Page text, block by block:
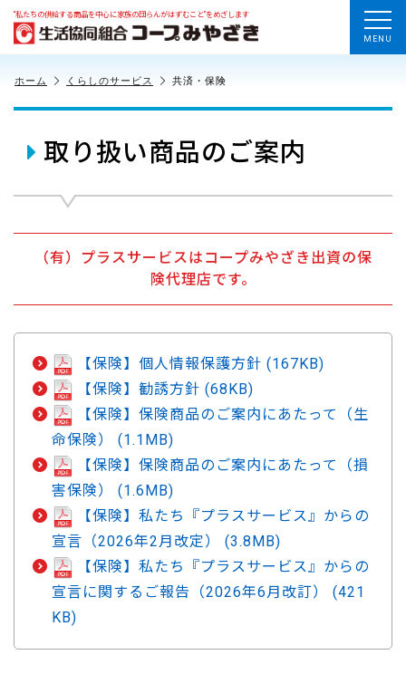
“私たちの供給する商品を中心に家族の団らんがはずむこと”をめざします
MENU
ホーム くらしのサービス 共済・保険
取り扱い商品のご案内
（有）プラスサービスはコープみやざき出資の保
険代理店です。
【保険】個人情報保護方針 (167KB)
【保険】勧誘方針 (68KB)
【保険】保険商品のご案内にあたって（生
命保険） (1.1MB)
【保険】保険商品のご案内にあたって（損
害保険） (1.6MB)
【保険】私たち『プラスサービス』からの
宣言（2026年2月改定） (3.8MB)
【保険】私たち『プラスサービス』からの
宣言に関するご報告（2026年6月改訂） (421
KB)